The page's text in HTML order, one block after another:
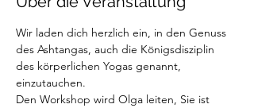
Wir laden dich herzlich ein, in den Genuss
des Ashtangas, auch die Königsdisziplin
des körperlichen Yogas genannt,
einzutauchen.
Den Workshop wird Olga leiten, Sie ist